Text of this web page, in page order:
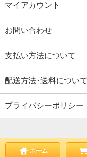
マイアカウント
お問い合わせ
支払い方法について
配送方法･送料について
プライバシーポリシー
ホーム